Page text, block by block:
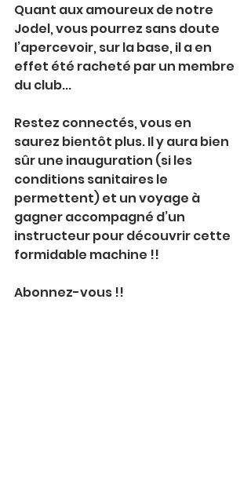
Quant aux amoureux de notre
Jodel, vous pourrez sans doute
l’apercevoir, sur la base, il a en
effet été racheté par un membre
du club...
Restez connectés, vous en
saurez bientôt plus. Il y aura bien
sûr une inauguration (si les
conditions sanitaires le
permettent) et un voyage à
gagner accompagné d’un
instructeur pour découvrir cette
formidable machine !!
Abonnez-vous !!